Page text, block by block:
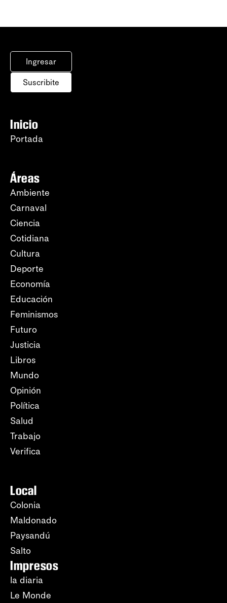
Ingresar
Suscribite
Inicio
Portada
Áreas
Ambiente
Carnaval
Ciencia
Cotidiana
Cultura
Deporte
Economía
Educación
Feminismos
Futuro
Justicia
Libros
Mundo
Opinión
Política
Salud
Trabajo
Verifica
Local
Colonia
Maldonado
Paysandú
Salto
Impresos
la diaria
Le Monde